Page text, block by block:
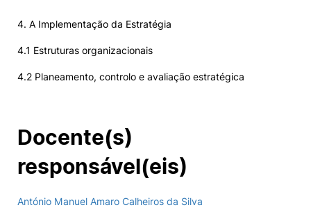
4. A Implementação da Estratégia
4.1 Estruturas organizacionais
4.2 Planeamento, controlo e avaliação estratégica
Docente(s)
responsável(eis)
António Manuel Amaro Calheiros da Silva